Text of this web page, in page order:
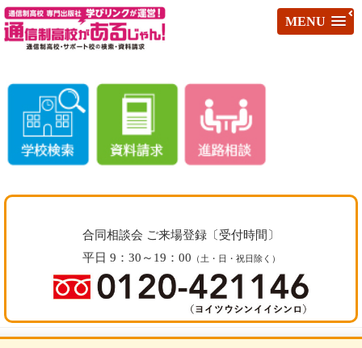
MENU
合同相談会 ご来場登録〔受付時間〕
平日 9：30～19：00 （土・日・祝日除く）